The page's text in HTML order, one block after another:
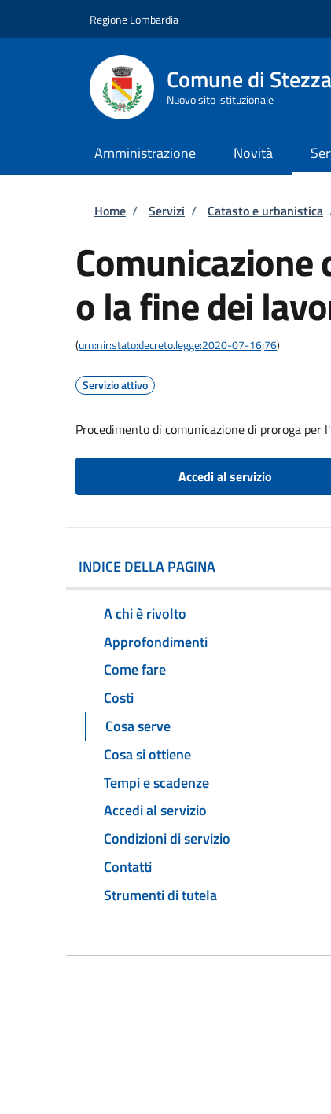
Regione Lombardia
Comune di
Nuovo sito istituzionale
Amministrazione Novità
Briciole di pane
Home / Servizi / Catasto e urbanistica
o la fine dei
(urn:nir:stato:decreto.legge:2020-07-16;76)
Servizio attivo
Procedimento di comunicazione di proroga per
Accedi al servizio
INDICE DELLA PAGINA
A chi è rivolto
Approfondimenti
Come fare
Costi
Cosa serve
Cosa si ottiene
Tempi e scadenze
Accedi al servizio
Condizioni di servizio
Contatti
Strumenti di tutela